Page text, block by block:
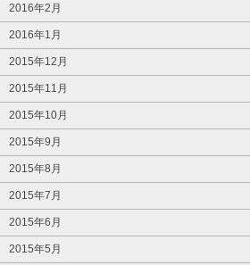
2016年2月
2016年1月
2015年12月
2015年11月
2015年10月
2015年9月
2015年8月
2015年7月
2015年6月
2015年5月